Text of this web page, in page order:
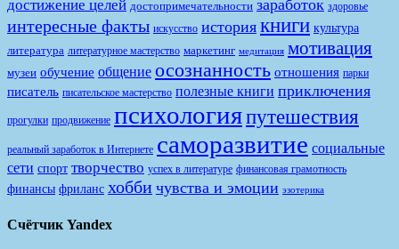
достижение целей достопримечательности заработок здоровье
интересные факты искусство история книги культура
литература литературное мастерство маркетинг медитация мотивация
музеи обучение общение осознанность отношения парки
писатель писательское мастерство полезные книги приключения
прогулки продвижение психологияпутешествия
реальный заработок в Интернете саморазвитие социальные
сети спорт творчество успех в литературе финансовая грамотность
финансы фриланс хобби чувства и эмоции эзотерика
Счётчик Yandex